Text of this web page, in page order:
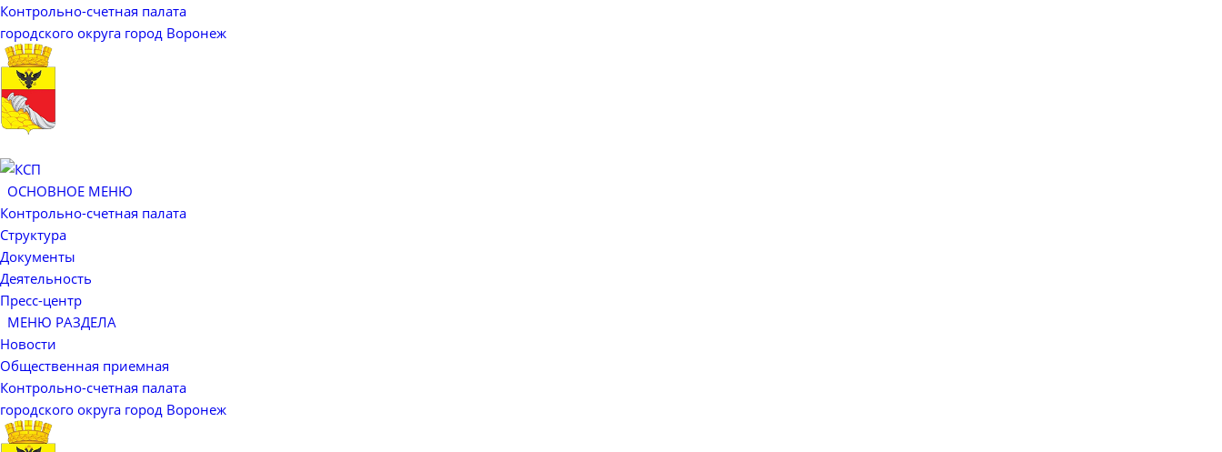
Контрольно-счетная палата
городского округа город Воронеж
ОСНОВНОЕ МЕНЮ
Контрольно-счетная палата
Структура
Документы
Деятельность
Пресс-центр
МЕНЮ РАЗДЕЛА
Новости
Общественная приемная
Контрольно-счетная палата
городского округа город Воронеж